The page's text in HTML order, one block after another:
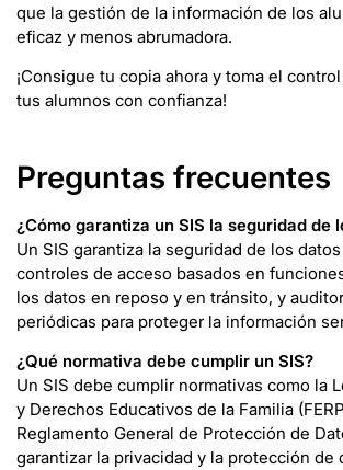
que la gestión de la información de los
eficaz y menos abrumadora.
¡Consigue tu copia ahora y toma el
tus alumnos con confianza!
Preguntas frecuentes
¿Cómo garantiza un SIS la seguridad de
Un SIS garantiza la seguridad de los
controles de acceso basados en
los datos en reposo y en tránsito, y
periódicas para proteger la información
¿Qué normativa debe cumplir un SIS?
Un SIS debe cumplir normativas como la
y Derechos Educativos de la Familia
Reglamento General de Protección de
garantizar la privacidad y la protección de